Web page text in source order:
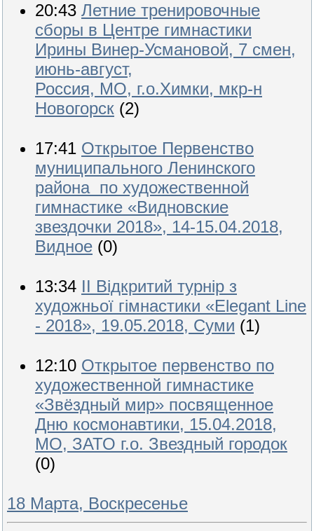
20:43 Летние тренировочные
сборы в Центре гимнастики
Ирины Винер-Усмановой, 7 смен,
июнь-август,
Россия, МО, г.о.Химки, мкр-н
Новогорск (2)
17:41 Открытое Первенство
муниципального Ленинского
района по художественной
гимнастике «Видновские
звездочки 2018», 14-15.04.2018,
Видное (0)
13:34 IІ Відкритий турнір з
художньої гімнастики «Elegant Line
- 2018», 19.05.2018, Суми (1)
12:10 Открытое первенство по
художественной гимнастике
«Звёздный мир» посвященное
Дню космонавтики, 15.04.2018,
МО, ЗАТО г.о. Звездный городок
(0)
18 Марта, Воскресенье